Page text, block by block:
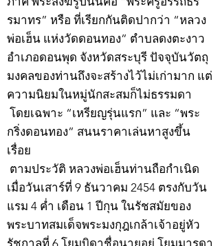
รมาทร” หรือ ที่เรียกกันติดปากว่า “หลวง
พ่อเฮ็น แห่งวัดดอนทอง” ตำบลดงตะงาว
อำเภอดอนพุด จังหวัดสระบุรี ปัจจุบันวัตถุ
มงคลของท่านถึงจะสร้างไว้ไม่เก่ามาก แต่
ความนิยมในหมู่นักสะสมก็ไม่ธรรมดา
โดยเฉพาะ “เหรียญรุ่นแรก” และ “พระ
กริ่งดอนทอง” สนนราคาเล่นหาสูงขึ้น
เรื่อย
ตามประวัติ หลวงพ่อเฮ็นท่านถือกำเนิด
เมื่อวันเสาร์ที่ 9 ธันวาคม 2454 ตรงกับวัน
แรม 4 ค่ำ เดือน 1 ปีกุน ในรัชสมัยของ
พระบาทสมเด็จพระมงกุฎเกล้าเจ้าอยู่หัว
รัชกาลที่ 6 โยมบิดาชื่อนายอยู่ โยมมารดา